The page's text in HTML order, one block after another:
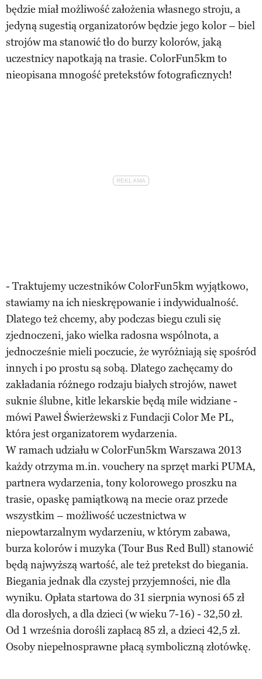
będzie miał możliwość założenia własnego stroju, a
jedyną sugestią organizatorów będzie jego kolor – biel
strojów ma stanowić tło do burzy kolorów, jaką
uczestnicy napotkają na trasie. ColorFun5km to
nieopisana mnogość pretekstów fotograficznych!
- Traktujemy uczestników ColorFun5km wyjątkowo,
stawiamy na ich nieskrępowanie i indywidualność.
Dlatego też chcemy, aby podczas biegu czuli się
zjednoczeni, jako wielka radosna wspólnota, a
jednocześnie mieli poczucie, że wyróżniają się spośród
innych i po prostu są sobą. Dlatego zachęcamy do
zakładania różnego rodzaju białych strojów, nawet
suknie ślubne, kitle lekarskie będą mile widziane -
mówi Paweł Świerżewski z Fundacji Color Me PL,
która jest organizatorem wydarzenia.
W ramach udziału w ColorFun5km Warszawa 2013
każdy otrzyma m.in. vouchery na sprzęt marki PUMA,
partnera wydarzenia, tony kolorowego proszku na
trasie, opaskę pamiątkową na mecie oraz przede
wszystkim – możliwość uczestnictwa w
niepowtarzalnym wydarzeniu, w którym zabawa,
burza kolorów i muzyka (Tour Bus Red Bull) stanowić
będą najwyższą wartość, ale też pretekst do biegania.
Biegania jednak dla czystej przyjemności, nie dla
wyniku. Opłata startowa do 31 sierpnia wynosi 65 zł
dla dorosłych, a dla dzieci (w wieku 7-16) - 32,50 zł.
Od 1 września dorośli zapłacą 85 zł, a dzieci 42,5 zł.
Osoby niepełnosprawne płacą symboliczną złotówkę.